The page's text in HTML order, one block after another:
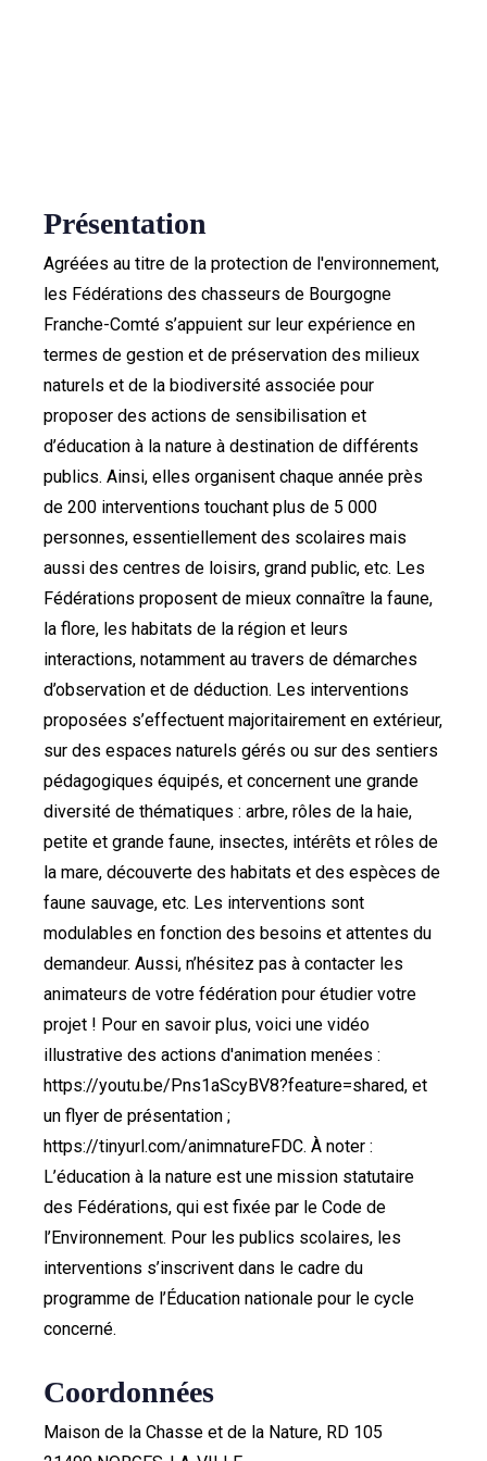
Présentation
Agréées au titre de la protection de l'environnement,
les Fédérations des chasseurs de Bourgogne
Franche-Comté s’appuient sur leur expérience en
termes de gestion et de préservation des milieux
naturels et de la biodiversité associée pour
proposer des actions de sensibilisation et
d’éducation à la nature à destination de différents
publics. Ainsi, elles organisent chaque année près
de 200 interventions touchant plus de 5 000
personnes, essentiellement des scolaires mais
aussi des centres de loisirs, grand public, etc. Les
Fédérations proposent de mieux connaître la faune,
la flore, les habitats de la région et leurs
interactions, notamment au travers de démarches
d’observation et de déduction. Les interventions
proposées s’effectuent majoritairement en extérieur,
sur des espaces naturels gérés ou sur des sentiers
pédagogiques équipés, et concernent une grande
diversité de thématiques : arbre, rôles de la haie,
petite et grande faune, insectes, intérêts et rôles de
la mare, découverte des habitats et des espèces de
faune sauvage, etc. Les interventions sont
modulables en fonction des besoins et attentes du
demandeur. Aussi, n’hésitez pas à contacter les
animateurs de votre fédération pour étudier votre
projet ! Pour en savoir plus, voici une vidéo
illustrative des actions d'animation menées :
https://youtu.be/Pns1aScyBV8?feature=shared, et
un flyer de présentation ;
https://tinyurl.com/animnatureFDC. À noter :
L’éducation à la nature est une mission statutaire
des Fédérations, qui est fixée par le Code de
l’Environnement. Pour les publics scolaires, les
interventions s’inscrivent dans le cadre du
programme de l’Éducation nationale pour le cycle
concerné.
Coordonnées
Maison de la Chasse et de la Nature, RD 105